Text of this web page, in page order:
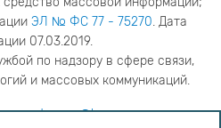
ЭЛ № ФС 77 - 75270. Дата
07.03.2019.
по надзору в сфере связи,
и массовых коммуникаций.
ya.stogova@ksc.ru